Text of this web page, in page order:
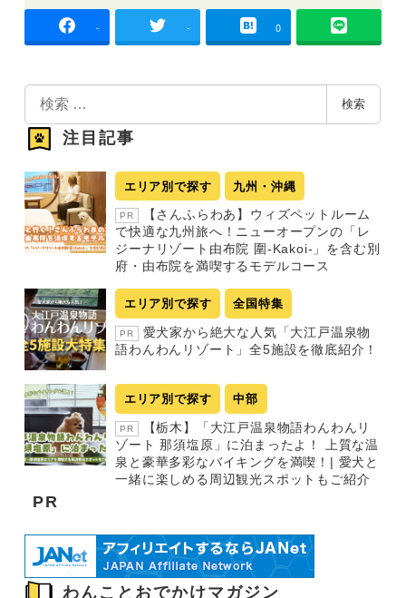
- - 0
検
索
検索
注目記事
エリア別で探す 九州・沖縄
PR
【さんふらわあ】ウィズペットルーム
で快適な九州旅へ！ニューオープンの「レ
ジーナリゾート由布院 圍-Kakoi-」を含む別
府・由布院を満喫するモデルコース
エリア別で探す 全国特集
PR
愛犬家から絶大な人気「大江戸温泉物
語わんわんリゾート」全5施設を徹底紹介！
エリア別で探す 中部
PR
【栃木】「大江戸温泉物語わんわんリ
ゾート 那須塩原」に泊まったよ！ 上質な温
泉と豪華多彩なバイキングを満喫！| 愛犬と
一緒に楽しめる周辺観光スポットもご紹介
PR
わんことおでかけマガジン